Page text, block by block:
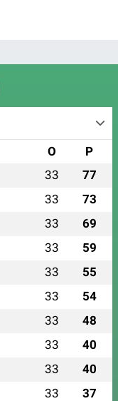
O P
33 77
33 73
33 69
33 59
33 55
33 54
33 48
33 40
33 40
33 37